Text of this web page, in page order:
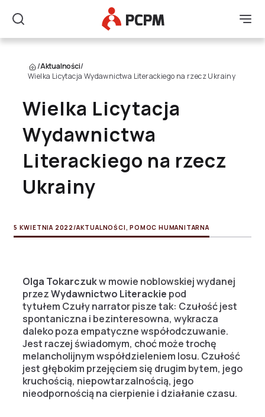
Szukaj
Główne Logo
/Aktualności/
Wielka Licytacja Wydawnictwa Literackiego na rzecz Ukrainy
Wielka Licytacja
Wydawnictwa
Literackiego na rzecz
Ukrainy
5 KWIETNIA 2022 /AKTUALNOŚCI ,POMOC HUMANITARNA
Olga Tokarczukw mowie noblowskiej wydanej
przezWydawnictwo Literackie pod
tytułem Czuły narrator pisze tak: Czułość jest
spontaniczna i bezinteresowna, wykracza
daleko poza empatyczne współodczuwanie.
Jest raczej świadomym, choć może trochę
melancholijnym współdzieleniem losu. Czułość
jest głębokim przejęciem się drugim bytem, jego
kruchością, niepowtarzalnością, jego
nieodpornością na cierpienie i działanie czasu.